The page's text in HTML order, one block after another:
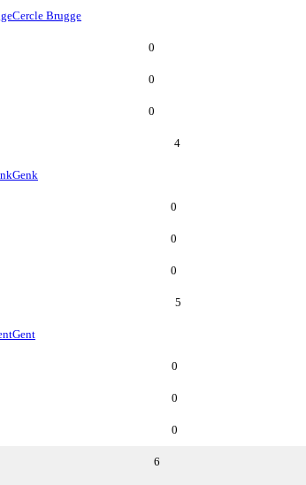
Cercle Brugge
0
0
0
4
Genk
0
0
0
5
Gent
0
0
0
6